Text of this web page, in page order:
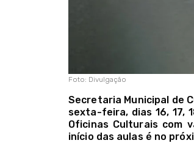
Foto: Divulgação
Secretaria Municipal de
sexta-feira, dias 16, 17,
Oficinas Culturais com
início das aulas é no